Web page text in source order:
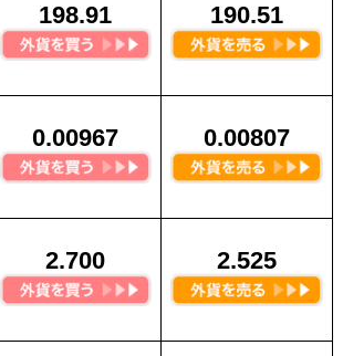
198.91 190.51
0.00967 0.00807
2.700 2.525